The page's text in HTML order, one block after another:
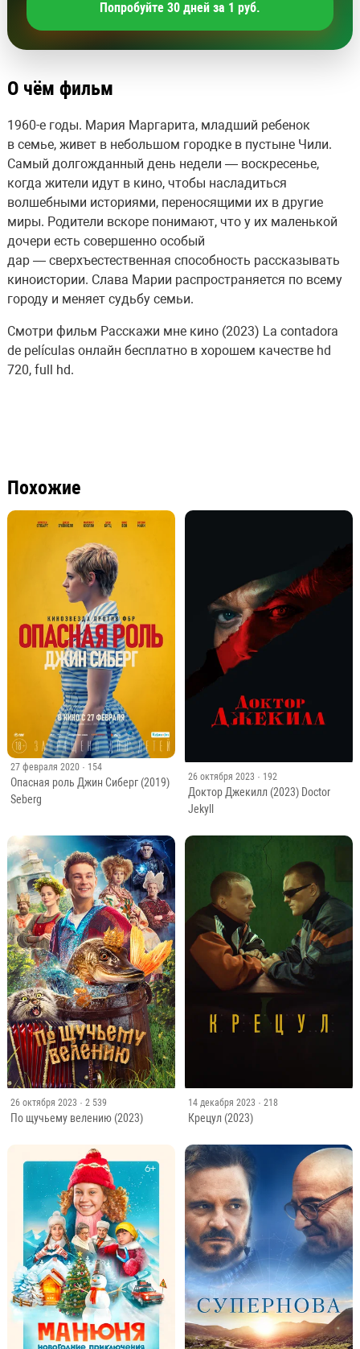
Попробуйте 30 дней за 1 руб.
О чём фильм
1960-е годы. Мария Маргарита, младший ребенок
в семье, живет в небольшом городке в пустыне Чили.
Самый долгожданный день недели — воскресенье,
когда жители идут в кино, чтобы насладиться
волшебными историями, переносящими их в другие
миры. Родители вскоре понимают, что у их маленькой
дочери есть совершенно особый
дар — сверхъестественная способность рассказывать
киноистории. Слава Марии распространяется по всему
городу и меняет судьбу семьи.
Смотри фильм Расскажи мне кино (2023) La contadora
de películas онлайн бесплатно в хорошем качестве hd
720, full hd.
Похожие
27 февраля 2020 · 154
Опасная роль Джин Сиберг (2019)
Seberg
26 октября 2023 · 192
Доктор Джекилл (2023) Doctor
Jekyll
26 октября 2023 · 2 539
По щучьему велению (2023)
14 декабря 2023 · 218
Крецул (2023)